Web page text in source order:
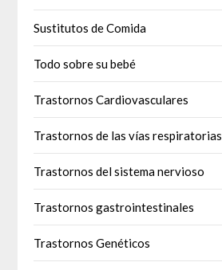
Sustitutos de Comida
Todo sobre su bebé
Trastornos Cardiovasculares
Trastornos de las vías respiratorias
Trastornos del sistema nervioso
Trastornos gastrointestinales
Trastornos Genéticos